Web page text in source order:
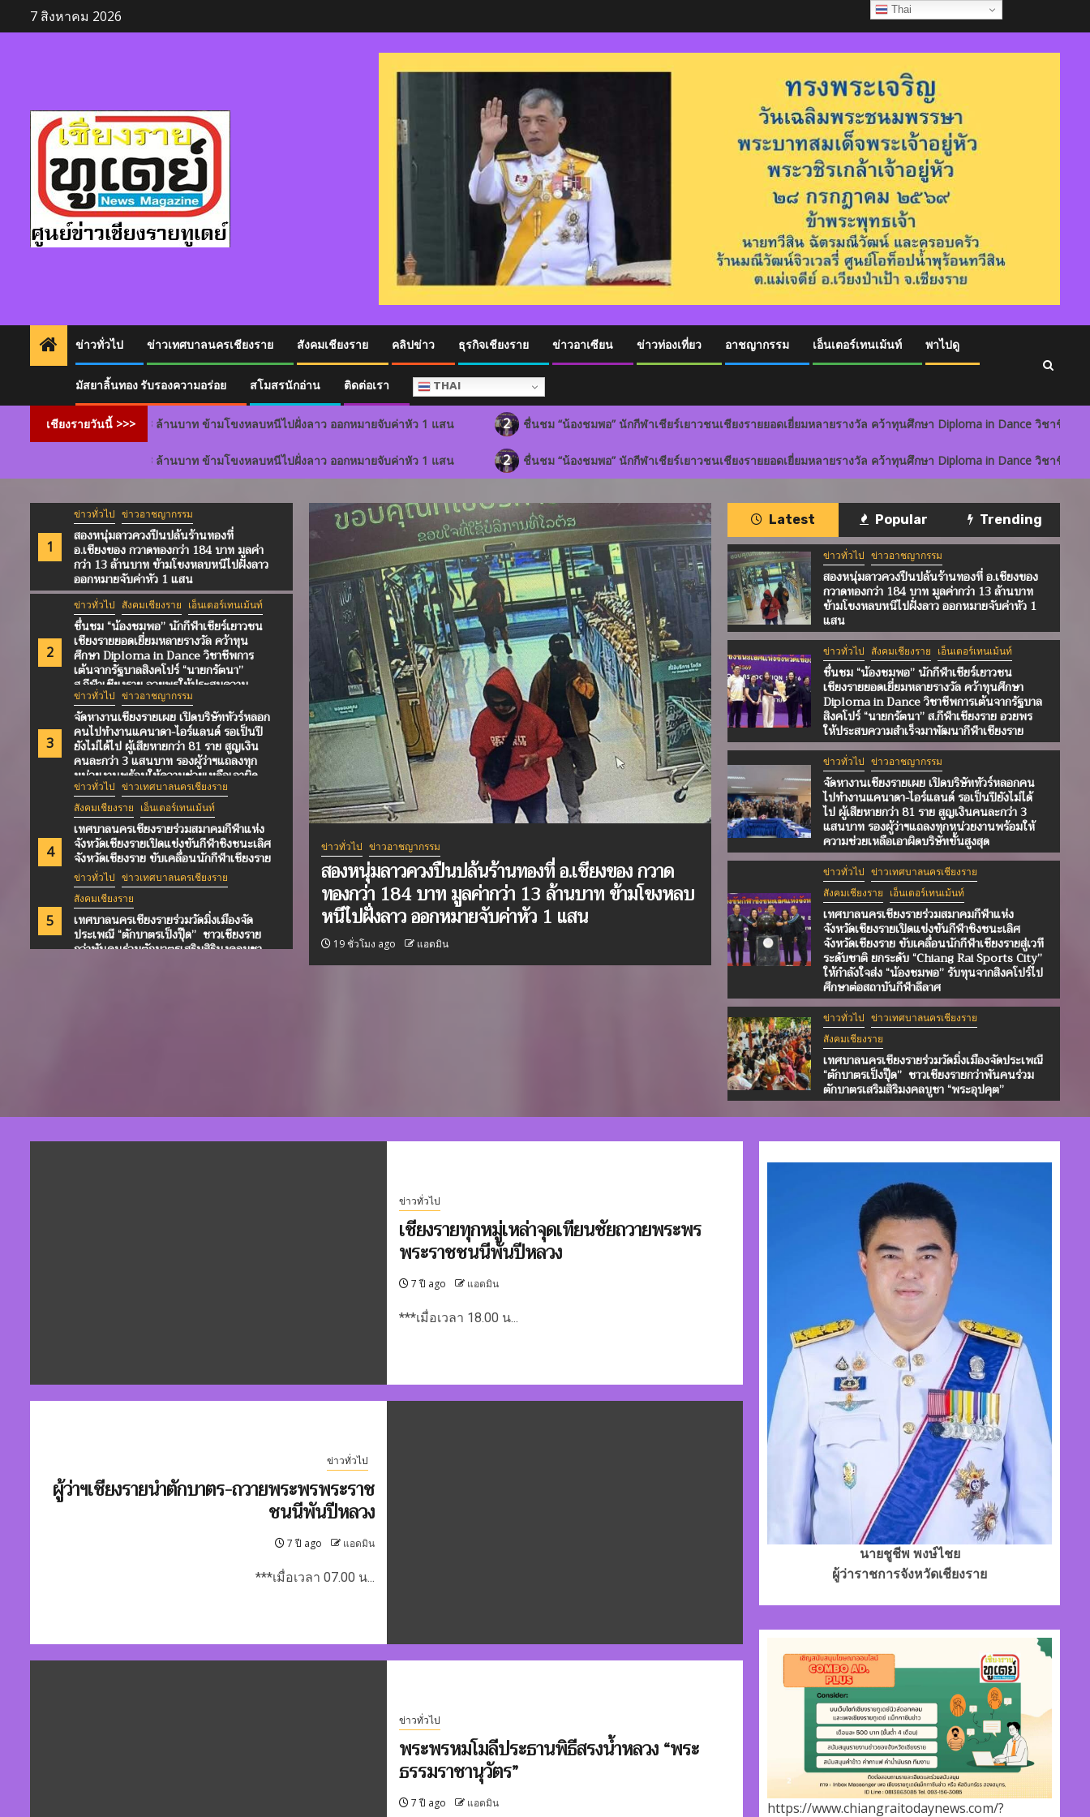
to
7 สิงหาคม 2026
ข่าวทั่วไป ข่าวเทศบาลนครเชียงราย สังคมเชียงราย คลิปข่าว ธุรกิจเชียงราย ข่าวอาเซียน ข่าวท่องเที่ยว อาชญากรรม เอ็นเตอร์เทนเม้นท์ พาไปดู
มัสยาลิ้นทอง รับรองความอร่อย สโมสรนักอ่าน ติดต่อเรา THAI
เชียงรายวันนี้ >>>
มูลค่ากว่า 13 ล้านบาท ข้ามโขงหลบหนีไปฝั่งลาว ออกหมายจับค่าหัว 1 แสน 2 ชื่นชม “น้องชมพอ” นักกีฬาเชียร์เยาวชนเชียงรายยอดเยี่ยมหลายรางวัล คว้าทุนศึกษา Diploma in Dance วิชาชีพการเต้นจากรัฐบ
มูลค่ากว่า 13 ล้านบาท ข้ามโขงหลบหนีไปฝั่งลาว ออกหมายจับค่าหัว 1 แสน 2 ชื่นชม “น้องชมพอ” นักกีฬาเชียร์เยาวชนเชียงรายยอดเยี่ยมหลายรางวัล คว้าทุนศึกษา Diploma in Dance วิชาชีพการเต้นจากรัฐบ
1
ข่าวทั่วไป ข่าวอาชญากรรม
สองหนุ่มลาวควงปืนปล้นร้านทองที่
อ.เชียงของ กวาดทองกว่า 184 บาท มูลค่า
กว่า 13 ล้านบาท ข้ามโขงหลบหนีไปฝั่งลาว
ออกหมายจับค่าหัว 1 แสน
2
ข่าวทั่วไป สังคมเชียงราย เอ็นเตอร์เทนเม้นท์
ชื่นชม “น้องชมพอ” นักกีฬาเชียร์เยาวชน
เชียงรายยอดเยี่ยมหลายรางวัล คว้าทุน
ศึกษา Diploma in Dance วิชาชีพการ
เต้นจากรัฐบาลสิงคโปร์ “นายกรัตนา”
ส.กีฬาเชียงราย อวยพรให้ประสบความ
สำเร็จมาพัฒนากีฬาเชียงราย
3
ข่าวทั่วไป ข่าวอาชญากรรม
จัดหางานเชียงรายเผย เปิดบริษัททัวร์หลอก
คนไปทำงานแคนาดา-ไอร์แลนด์ รอเป็นปี
ยังไม่ได้ไป ผู้เสียหายกว่า 81 ราย สูญเงิน
คนละกว่า 3 แสนบาท รองผู้ว่าฯแถลงทุก
หน่วยงานพร้อมให้ความช่วยเหลือเอาผิด
บริษัทขั้นสูงสุด
4
ข่าวทั่วไป ข่าวเทศบาลนครเชียงราย
สังคมเชียงราย เอ็นเตอร์เทนเม้นท์
เทศบาลนครเชียงรายร่วมสมาคมกีฬาแห่ง
จังหวัดเชียงรายเปิดแข่งขันกีฬาชิงชนะเลิศ
จังหวัดเชียงราย ขับเคลื่อนนักกีฬาเชียงราย
สู่เวทีระดับชาติ ยกระดับ “Chiang Rai
Sports City” ให้กำลังใจส่ง “น้องชมพอ”
รับทุนจากสิงคโปร์ไปศึกษาต่อสถาบันกีฬา
ลีลาศ
5
ข่าวทั่วไป ข่าวเทศบาลนครเชียงราย
สังคมเชียงราย
เทศบาลนครเชียงรายร่วมวัดมิ่งเมืองจัด
ประเพณี “ตักบาตรเป็งปุ๊ด” ชาวเชียงราย
กว่าพันคนร่วมตักบาตรเสริมสิริมงคลบูชา
ข่าวทั่วไป ข่าวอาชญากรรม
สองหนุ่มลาวควงปืนปล้นร้านทองที่ อ.เชียงของ กวาด
ทองกว่า 184 บาท มูลค่ากว่า 13 ล้านบาท ข้ามโขงหลบ
หนีไปฝั่งลาว ออกหมายจับค่าหัว 1 แสน
19 ชั่วโมง ago แอดมิน
สังคมเชียงราย เอ็นเตอร์เทนเม้นท์
ชื่นชม “น้องชมพอ” นักกีฬาเชียร์เยาวชนเชียงราย
เยี่ยมหลายรางวัล คว้าทุนศึกษา Diploma in
วิชาชีพการเต้นจากรัฐบาลสิงคโปร์ “นายกรัตนา” ส
เชียงราย อวยพรให้ประสบความสำเร็จมาพัฒนากีฬ
เชียงราย
แอดมิน
Latest Popular Trending
ข่าวทั่วไป ข่าวอาชญากรรม
สองหนุ่มลาวควงปืนปล้นร้านทองที่ อ.เชียงของ
กวาดทองกว่า 184 บาท มูลค่ากว่า 13 ล้านบาท
ข้ามโขงหลบหนีไปฝั่งลาว ออกหมายจับค่าหัว 1
แสน
ข่าวทั่วไป สังคมเชียงราย เอ็นเตอร์เทนเม้นท์
ชื่นชม “น้องชมพอ” นักกีฬาเชียร์เยาวชน
เชียงรายยอดเยี่ยมหลายรางวัล คว้าทุนศึกษา
Diploma in Dance วิชาชีพการเต้นจากรัฐบาล
สิงคโปร์ “นายกรัตนา” ส.กีฬาเชียงราย อวยพร
ให้ประสบความสำเร็จมาพัฒนากีฬาเชียงราย
ข่าวทั่วไป ข่าวอาชญากรรม
จัดหางานเชียงรายเผย เปิดบริษัททัวร์หลอกคน
ไปทำงานแคนาดา-ไอร์แลนด์ รอเป็นปียังไม่ได้
ไป ผู้เสียหายกว่า 81 ราย สูญเงินคนละกว่า 3
แสนบาท รองผู้ว่าฯแถลงทุกหน่วยงานพร้อมให้
ความช่วยเหลือเอาผิดบริษัทขั้นสูงสุด
ข่าวทั่วไป ข่าวเทศบาลนครเชียงราย
สังคมเชียงราย เอ็นเตอร์เทนเม้นท์
เทศบาลนครเชียงรายร่วมสมาคมกีฬาแห่ง
จังหวัดเชียงรายเปิดแข่งขันกีฬาชิงชนะเลิศ
จังหวัดเชียงราย ขับเคลื่อนนักกีฬาเชียงรายสู่เวที
ระดับชาติ ยกระดับ “Chiang Rai Sports City”
ให้กำลังใจส่ง “น้องชมพอ” รับทุนจากสิงคโปร์ไป
ศึกษาต่อสถาบันกีฬาลีลาศ
ข่าวทั่วไป ข่าวเทศบาลนครเชียงราย
สังคมเชียงราย
เทศบาลนครเชียงรายร่วมวัดมิ่งเมืองจัดประเพณี
“ตักบาตรเป็งปุ๊ด” ชาวเชียงรายกว่าพันคนร่วม
ตักบาตรเสริมสิริมงคลบูชา “พระอุปคุต”
ข่าวทั่วไป
เชียงรายทุกหมู่เหล่าจุดเทียนชัยถวายพระพร
พระราชชนนีพันปีหลวง
7 ปี ago แอดมิน
***เมื่อเวลา 18.00 น...
ข่าวทั่วไป
ผู้ว่าฯเชียงรายนำตักบาตร-ถวายพระพรพระราช
ชนนีพันปีหลวง
7 ปี ago แอดมิน
***เมื่อเวลา 07.00 น...
ข่าวทั่วไป
พระพรหมโมลีประธานพิธีสรงน้ำหลวง “พระ
ธรรมราชานุวัตร”
7 ปี ago แอดมิน
นายชูชีพ พงษ์ไชย
ผู้ว่าราชการจังหวัดเชียงราย
https://www.chiangraitodaynews.com/?
Thai